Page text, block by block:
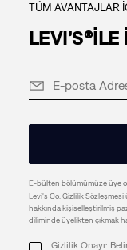
TÜM AVANTAJLAR
E-bülten bölümümüze üye
Levi's Co. Gizlilik Sözleşmesi
hakkında kişiselleştirilmiş
diliminde üyelikten çıkmak
Gizlilik Onayı: